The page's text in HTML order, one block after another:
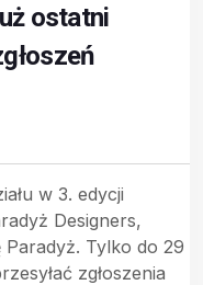
ostatni
w 3. edycji
Designers,
Tylko do 29
zgłoszenia